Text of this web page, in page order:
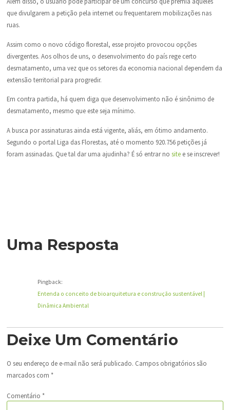
que divulgarem a petição pela internet ou frequentarem mobilizações nas
ruas.
Assim como o novo código florestal, esse projeto provocou opções
divergentes. Aos olhos de uns, o desenvolvimento do país rege certo
desmatamento, uma vez que os setores da economia nacional dependem da
extensão territorial para progredir.
Em contra partida, há quem diga que desenvolvimento não é sinônimo de
desmatamento, mesmo que este seja mínimo.
A busca por assinaturas ainda está vigente, aliás, em ótimo andamento.
Segundo o portal Liga das Florestas, até o momento 920.756 petições já
foram assinadas. Que tal dar uma ajudinha? É só entrar no sitee se inscrever!
Uma Resposta
Pingback:
Entenda o conceito de bioarquitetura e construção sustentável |
Dinâmica Ambiental
Deixe Um Comentário
O seu endereço de e-mail não será publicado. Campos obrigatórios são
marcados com *
Comentário *